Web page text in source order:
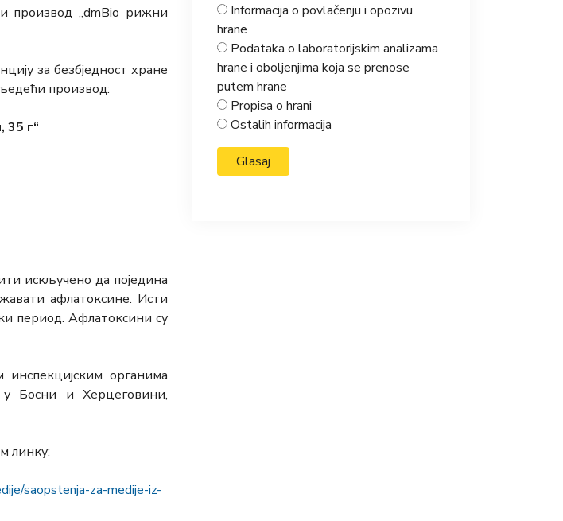
производ „dmBio рижни
за безбједност хране
производ:
г“
искључено да поједина
афлатоксине. Исти
период. Афлатоксини су
органима
у Босни и Херцеговини,
линку:
saopstenja-za-medije-iz-
Informacija o povlačenju i opozivu
hrane
Podataka o laboratorijskim analizama
hrane i oboljenjima koja se prenose
putem hrane
Propisa o hrani
Ostalih informacija